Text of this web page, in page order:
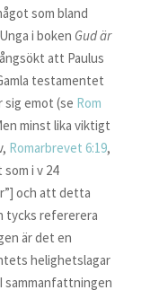
som bland
i boken Gud är
att Paulus
testamentet
emot (se Rom
minst lika viktigt
Romarbrevet 6:19,
i v 24
och att detta
tycks refererera
är det en
helighetslagar
sammanfattningen